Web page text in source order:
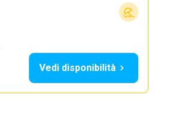
Vedi disponibilità